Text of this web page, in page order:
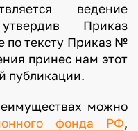
ведение
Приказ
по тексту Приказ №
принес нам этот
публикации.
можно
фонда РФ,